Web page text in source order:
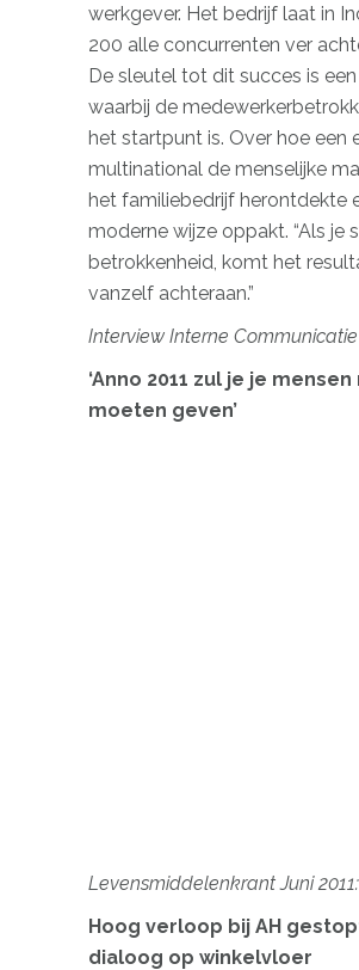
werkgever. Het bedrijf laat in
200 alle concurrenten ver
De sleutel tot dit succes is
waarbij de
het startpunt is. Over hoe een
multinational de menselijke
het familiebedrijf herontdekte
moderne wijze oppakt. “Als je
betrokkenheid, komt het
vanzelf achteraan.”
Interview Interne Communicatie
‘Anno 2011 zul je je
moeten geven’
Levensmiddelenkrant Juni 2011:
Hoog verloop bij AH
dialoog op winkelvloer